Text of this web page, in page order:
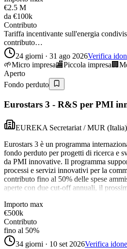
€2.5 M
da €100k
Contributo
Tariffa incentivante sull'energia
contributo…
24 giorni · 31 ago 2026Verifica
🌱Micro impresa🏬Piccola impresa 🏢
Aperto
Fondo perduto
Eurostars 3 - R&S per PMI
EUREKA Secretariat / MUR (Italia)
Eurostars 3 è un programma
fondo perduto per progetti di ricerca e
da PMI innovative. Il programma
processi e servizi innovativi per la
contributo fino al 50% delle spese
aperte con due cut-off annuali, il
Importo max
€500k
Contributo
fino al 50%
34 giorni · 10 set 2026Verifica